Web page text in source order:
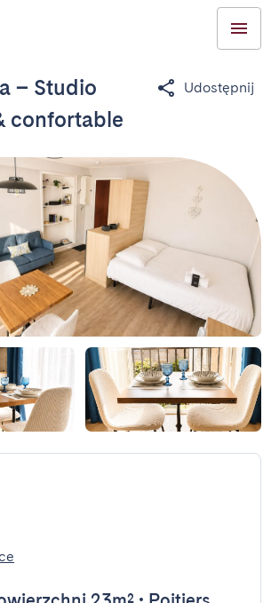
– Studio
confortable
Udostępnij